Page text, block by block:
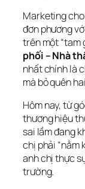
Marketing
đơn phương
trên một “tam
phối – Nhà
nhất chính là
mà bỏ quên
Hôm nay, từ
thương hiệu
sai lầm đang
chị phải “nằm
anh chị thực
trường.